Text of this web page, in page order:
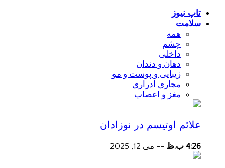
تاپ نیوز
سلامت
همه
چشم
داخلی
دهان و دندان
زیبایی و پوست و مو
مجاری ادراری
مغز و اعصاب
علائم اوتیسم در نوزادان
4:26 ب.ظ -- می 12, 2025